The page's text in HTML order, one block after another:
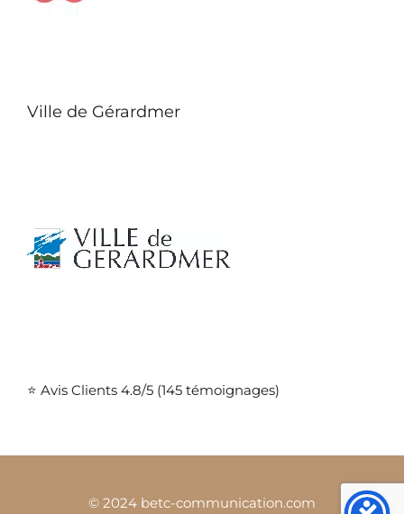
Ville de Gérardmer
⭐ Avis Clients 4.8/5 (145 témoignages)
© 2024 betc-communication.com